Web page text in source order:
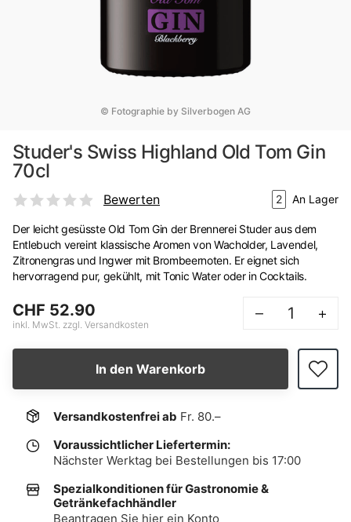
© Fotographie by Silverbogen AG
Studer's Swiss Highland Old Tom Gin
70cl
Bewerten 2 An Lager
Der leicht gesüsste Old Tom Gin der Brennerei Studer aus dem
Entlebuch vereint klassische Aromen von Wacholder, Lavendel,
Zitronengras und Ingwer mit Brombeernoten. Er eignet sich
hervorragend pur, gekühlt, mit Tonic Water oder in Cocktails.
CHF 52.90
inkl. MwSt. zzgl. Versandkosten
– +
In den Warenkorb
Versandkostenfrei ab Fr. 80.–
Voraussichtlicher Liefertermin:
Nächster Werktag bei Bestellungen bis 17:00
Spezialkonditionen für Gastronomie &
Getränkefachhändler
Beantragen Sie hier ein Konto